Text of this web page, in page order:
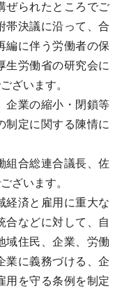
ぜられたところでご
帯決議に沿って、合
編に伴う労働者の保
生労働省の研究会に
ざいます。
業の縮小・閉鎖等
制定に関する陳情に
合総連合議長、佐
ざいます。
済と雇用に重大な
合などに対して、自
域住民、企業、労働
業に義務づける、企
用を守る条例を制定